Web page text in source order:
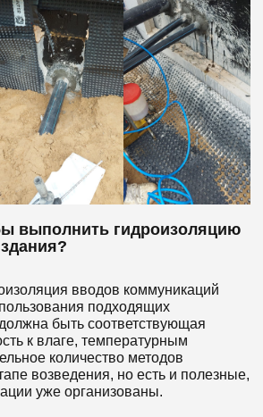
выполнить гидроизоляцию
вводов коммуникаций
подходящих
быть соответствующая
к влаге, температурным
количество методов
возведения, но есть и полезные,
уже организованы.